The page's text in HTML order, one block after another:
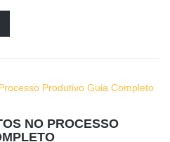
NO PROCESSO